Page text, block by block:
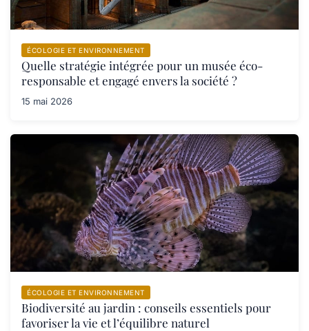
ÉCOLOGIE ET ENVIRONNEMENT
Quelle stratégie intégrée pour un musée éco-
responsable et engagé envers la société ?
15 mai 2026
ÉCOLOGIE ET ENVIRONNEMENT
Biodiversité au jardin : conseils essentiels pour
favoriser la vie et l’équilibre naturel